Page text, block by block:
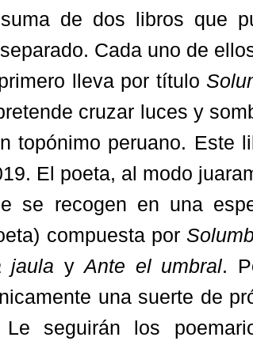
de dos libros que
Cada uno de
lleva por título
cruzar luces y
topónimo peruano. Este
El poeta, al modo
se recogen en una
compuesta por
jaula y Ante el umbral.
una suerte de
seguirán los